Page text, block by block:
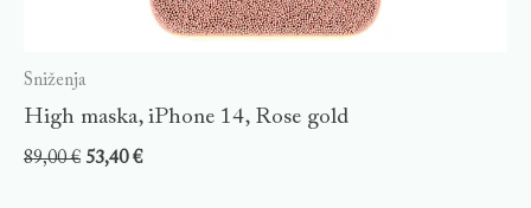
Sniženja
High maska, iPhone 14, Rose gold
89,00€ 53,40€